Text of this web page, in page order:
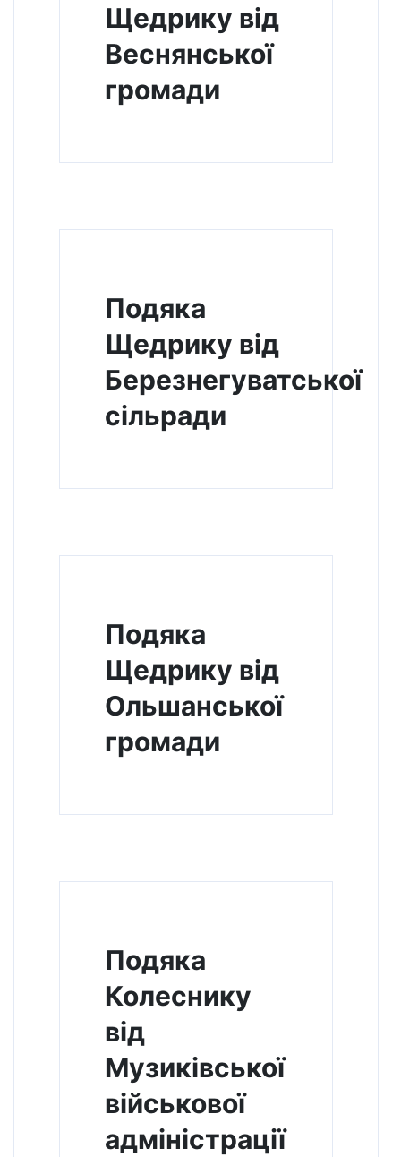
Щедрику від
Веснянської
громади
Подяка
Щедрику від
Березнегуватської
сільради
Подяка
Щедрику від
Ольшанської
громади
Подяка
Колеснику
від
Музиківської
військової
адміністрації